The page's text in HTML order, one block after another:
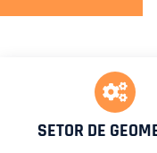
SETOR DE